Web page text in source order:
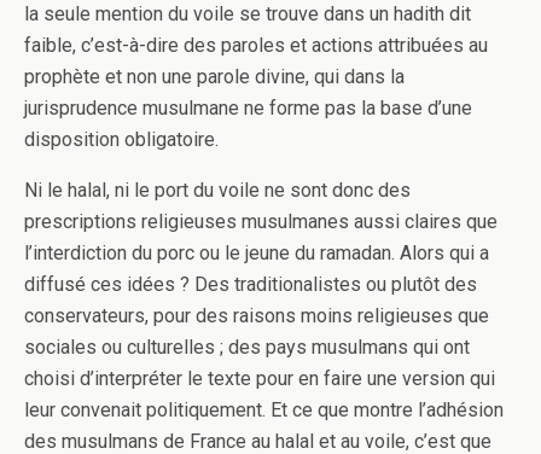
la seule mention du voile se trouve dans un hadith dit
faible, c’est-à-dire des paroles et actions attribuées au
prophète et non une parole divine, qui dans la
jurisprudence musulmane ne forme pas la base d’une
disposition obligatoire.
Ni le halal, ni le port du voile ne sont donc des
prescriptions religieuses musulmanes aussi claires que
l’interdiction du porc ou le jeune du ramadan. Alors qui a
diffusé ces idées ? Des traditionalistes ou plutôt des
conservateurs, pour des raisons moins religieuses que
sociales ou culturelles ; des pays musulmans qui ont
choisi d’interpréter le texte pour en faire une version qui
leur convenait politiquement. Et ce que montre l’adhésion
des musulmans de France au halal et au voile, c’est que